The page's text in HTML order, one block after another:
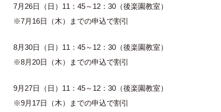
7月26日（日）11：45～12：30（後楽園教室）
※7月16日（木）までの申込で割引
8月30日（日）11：45～12：30（後楽園教室）
※8月20日（木）までの申込で割引
9月27日（日）11：45～12：30（後楽園教室）
※9月17日（木）までの申込で割引